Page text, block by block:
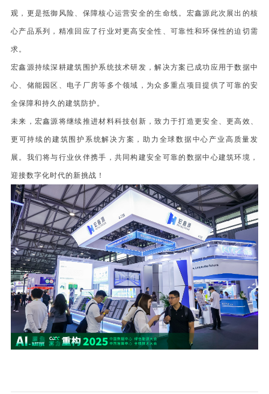
观，更是抵御风险、保障核心运营安全的生命线。宏鑫源此次展出的核
心产品系列，精准回应了行业对更高安全性、可靠性和环保性的迫切需
求。
宏鑫源持续深耕建筑围护系统技术研发，解决方案已成功应用于数据中
心、储能园区、电子厂房等多个领域，为众多重点项目提供了可靠的安
全保障和持久的建筑防护。
未来，宏鑫源将继续推进材料科技创新，致力于打造更安全、更高效、
更可持续的建筑围护系统解决方案，助力全球数据中心产业高质量发
展。我们将与行业伙伴携手，共同构建安全可靠的数据中心建筑环境，
迎接数字化时代的新挑战！